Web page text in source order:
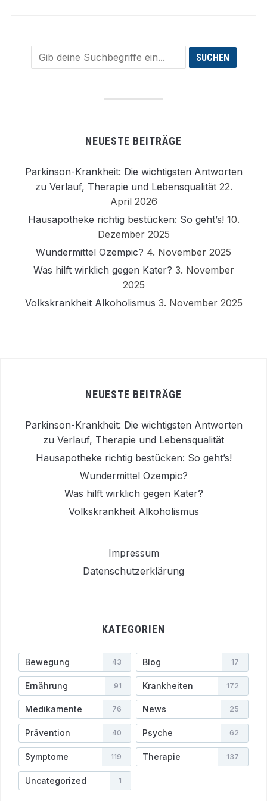
NEUESTE BEITRÄGE
Parkinson-Krankheit: Die wichtigsten Antworten
zu Verlauf, Therapie und Lebensqualität 22.
April 2026
Hausapotheke richtig bestücken: So geht’s! 10.
Dezember 2025
Wundermittel Ozempic? 4. November 2025
Was hilft wirklich gegen Kater? 3. November
2025
Volkskrankheit Alkoholismus 3. November 2025
NEUESTE BEITRÄGE
Parkinson-Krankheit: Die wichtigsten Antworten
zu Verlauf, Therapie und Lebensqualität
Hausapotheke richtig bestücken: So geht’s!
Wundermittel Ozempic?
Was hilft wirklich gegen Kater?
Volkskrankheit Alkoholismus
Impressum
Datenschutzerklärung
KATEGORIEN
Bewegung 43 Blog 17
Ernährung 91 Krankheiten 172
Medikamente 76 News 25
Prävention 40 Psyche 62
Symptome 119 Therapie 137
Uncategorized 1